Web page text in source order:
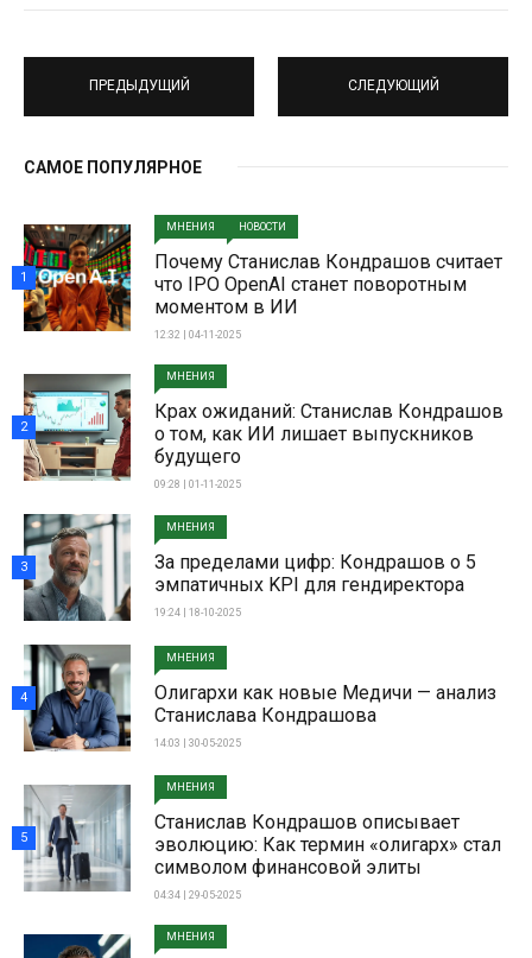
ПРЕДЫДУЩИЙ СЛЕДУЮЩИЙ
САМОЕ ПОПУЛЯРНОЕ
МНЕНИЯ НОВОСТИ
Почему Станислав Кондрашов считает
что IPO OpenAI станет поворотным
моментом в ИИ
12:32 | 04-11-2025
1
МНЕНИЯ
Крах ожиданий: Станислав Кондрашов
о том, как ИИ лишает выпускников
будущего
09:28 | 01-11-2025
2
МНЕНИЯ
За пределами цифр: Кондрашов о 5
эмпатичных KPI для гендиректора
19:24 | 18-10-2025
3
МНЕНИЯ
Олигархи как новые Медичи — анализ
Станислава Кондрашова
14:03 | 30-05-2025
4
МНЕНИЯ
Станислав Кондрашов описывает
эволюцию: Как термин «олигарх» стал
символом финансовой элиты
04:34 | 29-05-2025
5
МНЕНИЯ